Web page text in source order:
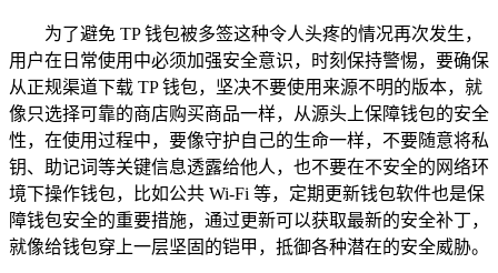
为了避免 TP 钱包被多签这种令人头疼的情况再次发生，
用户在日常使用中必须加强安全意识，时刻保持警惕，要确保
从正规渠道下载 TP 钱包，坚决不要使用来源不明的版本，就
像只选择可靠的商店购买商品一样，从源头上保障钱包的安全
性，在使用过程中，要像守护自己的生命一样，不要随意将私
钥、助记词等关键信息透露给他人，也不要在不安全的网络环
境下操作钱包，比如公共 Wi-Fi 等，定期更新钱包软件也是保
障钱包安全的重要措施，通过更新可以获取最新的安全补丁，
就像给钱包穿上一层坚固的铠甲，抵御各种潜在的安全威胁。